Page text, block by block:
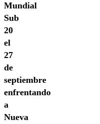
Mundial
Sub
20
el
27
de
septiembre
enfrentando
a
Nueva